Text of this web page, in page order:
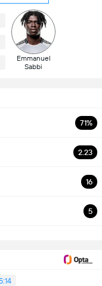
Emmanuel
Sabbi
71%
2.23
16
5